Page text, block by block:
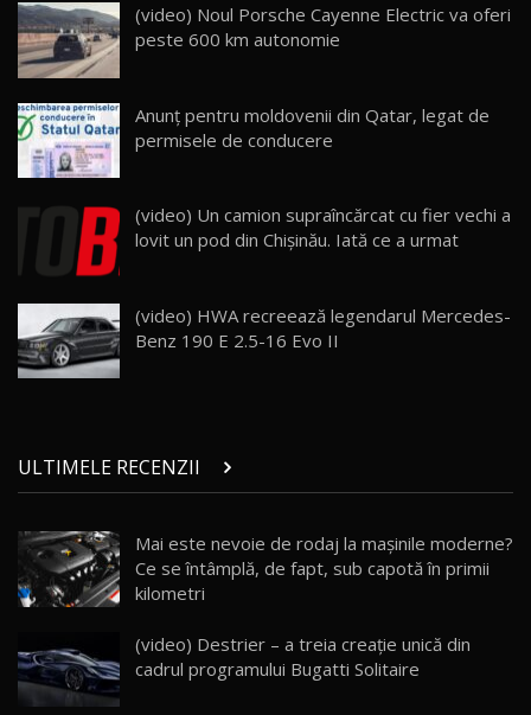
23
Lynk & Co 01 / Test Drive AutoBlog.MD
25:19
24
Van Electric Testat în Moldova / AutoBlog.MD
26:38
mai Exclusiv și Puternic Defender Testat în
Moldova
32:21
26
AutoBlog.MD
10:57
28
Noul Geely Monjaro 2025! Mai ieftin și mai
dotat / Test Drive AutoBlog.MD
ZEEKR 9X - PRIMUL TEST DRIVE ÎN ROMÂNĂ!
CUM SE CONDUCE?
33:40
30
Primele impresii despre BYD Seal U DM-i,
Sealion 7 și Seal 5 DM-i / Test Drive
(video) Noul Porsche Cayenne Electric va oferi
peste 600 km autonomie
Anunţ pentru moldovenii din Qatar, legat de
permisele de conducere
(video) Un camion supraîncărcat cu fier vechi a
lovit un pod din Chişinău. Iată ce a urmat
(video) HWA recreează legendarul Mercedes-
Benz 190 E 2.5-16 Evo II
ULTIMELE RECENZII
Mai este nevoie de rodaj la mașinile moderne?
Ce se întâmplă, de fapt, sub capotă în primii
kilometri
(video) Destrier – a treia creație unică din
cadrul programului Bugatti Solitaire